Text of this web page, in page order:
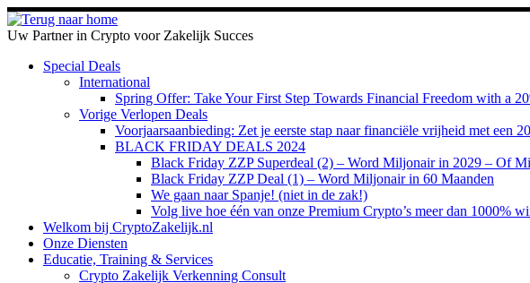
Ga
naar
Uw Partner in Crypto voor Zakelijk Succes
Special Deals
International
Spring Offer: Take Your First Step Towards Financial Freedom with a
Vorige Verlopen Deals
Voorjaarsaanbieding: Zet je eerste stap naar financiële vrijheid met een
BLACK FRIDAY DEALS 2024
Black Friday ZZP Superdeal (2) – Word Miljonair in 2029 – Of
Black Friday ZZP Deal (1) – Word Miljonair in 60 Maanden
We gaan naar Spanje! (niet in de zak!)
Volg live hoe één van onze Premium Crypto’s meer dan 1000%
Welkom bij CryptoZakelijk.nl
Onze Diensten
Educatie, Training & Services
Crypto Zakelijk Verkenning Consult